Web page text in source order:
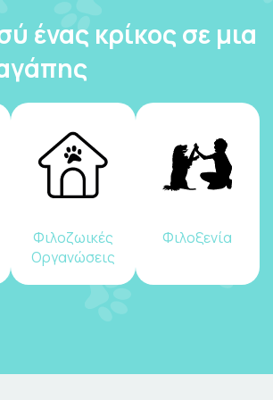
ένας κρίκος σε μια
Φιλοζωικές
Οργανώσεις
Φιλοξενία